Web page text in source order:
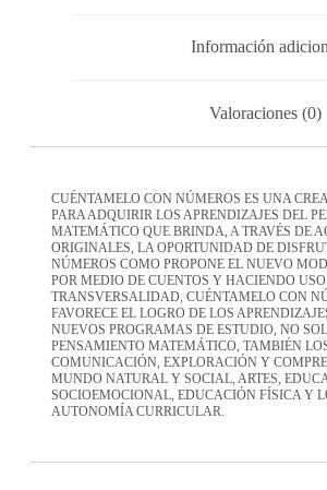
Información
Valoraciones (0)
CUÉNTAMELO CON NÚMEROS ES UNA
PARA ADQUIRIR LOS APRENDIZAJES DEL
MATEMÁTICO QUE BRINDA, A TRAVÉS DE
ORIGINALES, LA OPORTUNIDAD DE
NÚMEROS COMO PROPONE EL NUEVO
POR MEDIO DE CUENTOS Y HACIENDO
TRANSVERSALIDAD, CUÉNTAMELO CON
FAVORECE EL LOGRO DE LOS
NUEVOS PROGRAMAS DE ESTUDIO, NO
PENSAMIENTO MATEMÁTICO, TAMBIÉN
COMUNICACIÓN, EXPLORACIÓN Y
MUNDO NATURAL Y SOCIAL, ARTES,
SOCIOEMOCIONAL, EDUCACIÓN FÍSICA Y
AUTONOMÍA CURRICULAR.